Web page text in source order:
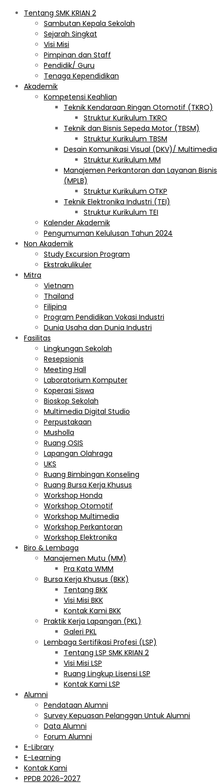
Tentang SMK KRIAN 2
Sambutan Kepala Sekolah
Sejarah Singkat
Visi Misi
Pimpinan dan Staff
Pendidik/ Guru
Tenaga Kependidikan
Akademik
Kompetensi Keahlian
Teknik Kendaraan Ringan Otomotif (TKRO)
Struktur Kurikulum TKRO
Teknik dan Bisnis Sepeda Motor (TBSM)
Struktur Kurikulum TBSM
Desain Komunikasi Visual (DKV)/ Multimedia
Struktur Kurikulum MM
Manajemen Perkantoran dan Layanan Bisnis
(MPLB)
Struktur Kurikulum OTKP
Teknik Elektronika Industri (TEI)
Struktur Kurikulum TEI
Kalender Akademik
Pengumuman Kelulusan Tahun 2024
Non Akademik
Study Excursion Program
Ekstrakulikuler
Mitra
Vietnam
Thailand
Filipina
Program Pendidikan Vokasi Industri
Dunia Usaha dan Dunia Industri
Fasilitas
Lingkungan Sekolah
Resepsionis
Meeting Hall
Laboratorium Komputer
Koperasi Siswa
Bioskop Sekolah
Multimedia Digital Studio
Perpustakaan
Musholla
Ruang OSIS
Lapangan Olahraga
UKS
Ruang Bimbingan Konseling
Ruang Bursa Kerja Khusus
Workshop Honda
Workshop Otomotif
Workshop Multimedia
Workshop Perkantoran
Workshop Elektronika
Biro & Lembaga
Manajemen Mutu (MM)
Pra Kata WMM
Bursa Kerja Khusus (BKK)
Tentang BKK
Visi Misi BKK
Kontak Kami BKK
Praktik Kerja Lapangan (PKL)
Galeri PKL
Lembaga Sertifikasi Profesi (LSP)
Tentang LSP SMK KRIAN 2
Visi Misi LSP
Ruang Lingkup Lisensi LSP
Kontak Kami LSP
Alumni
Pendataan Alumni
Survey Kepuasan Pelanggan Untuk Alumni
Data Alumni
Forum Alumni
E-Library
E-Learning
Kontak Kami
PPDB 2026-2027